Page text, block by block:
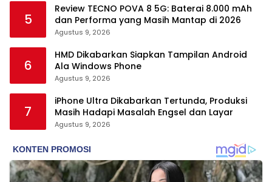
5
Review TECNO POVA 8 5G: Baterai 8.000 mAh
dan Performa yang Masih Mantap di 2026
Agustus 9, 2026
6
HMD Dikabarkan Siapkan Tampilan Android
Ala Windows Phone
Agustus 9, 2026
7
iPhone Ultra Dikabarkan Tertunda, Produksi
Masih Hadapi Masalah Engsel dan Layar
Agustus 9, 2026